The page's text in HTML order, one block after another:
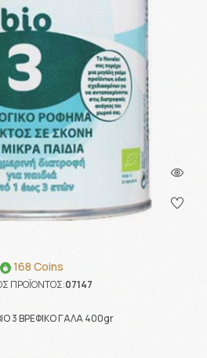
168 Coins
ΠΡΟΪΟΝΤΟΣ:07147
3 ΒΡΕΦΙΚΟ ΓΑΛΑ 400gr